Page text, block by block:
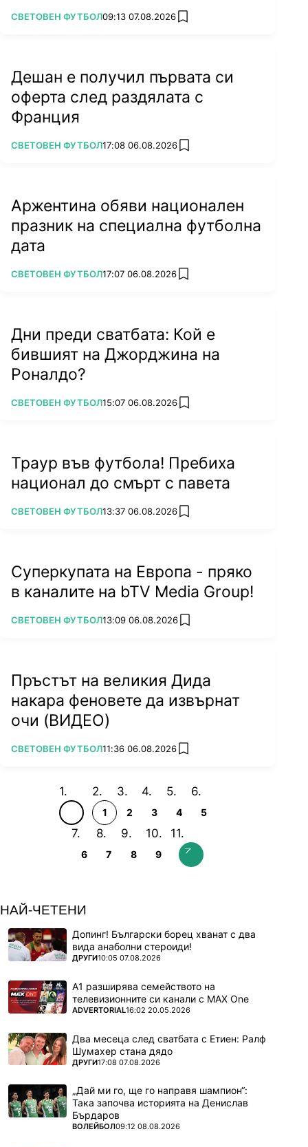
ПОВЕЧЕ ОТ
СВЕТОВЕН ФУТБОЛ09:13 07.08.2026 add favorites
Дешан е получил първата си
оферта след раздялата с
Франция
ПОВЕЧЕ ОТ
СВЕТОВЕН ФУТБОЛ17:08 06.08.2026 add favorites
Аржентина обяви национален
празник на специална футболна
дата
ПОВЕЧЕ ОТ
СВЕТОВЕН ФУТБОЛ17:07 06.08.2026 add favorites
Дни преди сватбата: Кой е
бившият на Джорджина на
Роналдо?
ПОВЕЧЕ ОТ
СВЕТОВЕН ФУТБОЛ15:07 06.08.2026 add favorites
Траур във футбола! Пребиха
национал до смърт с павета
ПОВЕЧЕ ОТ
СВЕТОВЕН ФУТБОЛ13:37 06.08.2026 add favorites
Суперкупата на Европа - пряко
в каналите на bTV Media Group!
ПОВЕЧЕ ОТ
СВЕТОВЕН ФУТБОЛ13:09 06.08.2026 add favorites
Пръстът на великия Дида
накара феновете да извърнат
очи (ВИДЕО)
ПОВЕЧЕ ОТ
СВЕТОВЕН ФУТБОЛ11:36 06.08.2026 add favorites
1 2 3 4 5
6 7 8 9
НАЙ-ЧЕТЕНИ
Допинг! Български борец хванат с два
вида анаболни стероиди!
ПОВЕЧЕ ОТ
ДРУГИ10:05 07.08.2026
А1 разширява семейството на
телевизионните си канали с MAX One
ПОВЕЧЕ ОТ
ADVERTORIAL16:02 20.05.2026
Два месеца след сватбата с Етиен: Ралф
Шумахер стана дядо
ПОВЕЧЕ ОТ
ДРУГИ17:08 07.08.2026
„Дай ми го, ще го направя шампион“:
Така започва историята на Денислав
Бърдаров
ПОВЕЧЕ ОТ
ВОЛЕЙБОЛ09:12 08.08.2026